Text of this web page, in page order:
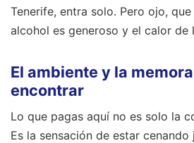
Tenerife, entra solo. Pero ojo,
alcohol es generoso y el calor de
El ambiente y la
encontrar
Lo que pagas aquí no es solo la
Es la sensación de estar